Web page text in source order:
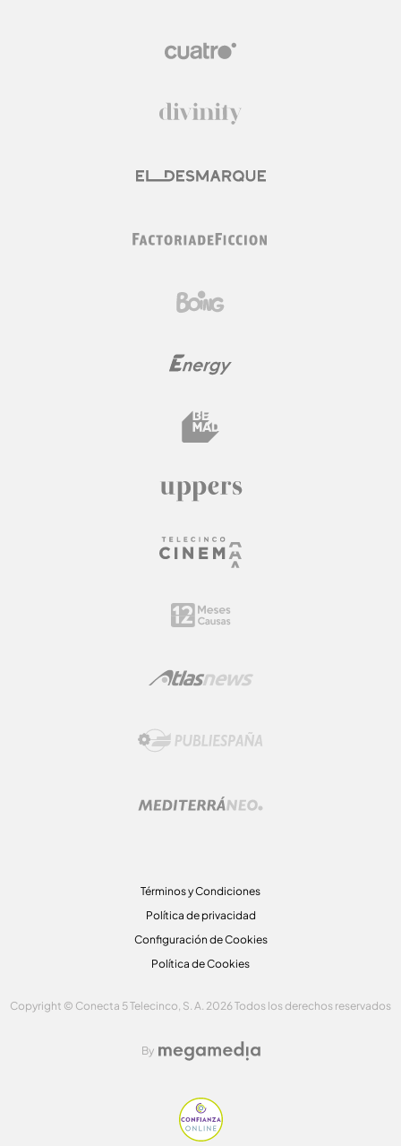
Términos y Condiciones
Política de privacidad
Configuración de Cookies
Política de Cookies
Copyright © Conecta 5 Telecinco, S. A. 2026 Todos los derechos reservados
By